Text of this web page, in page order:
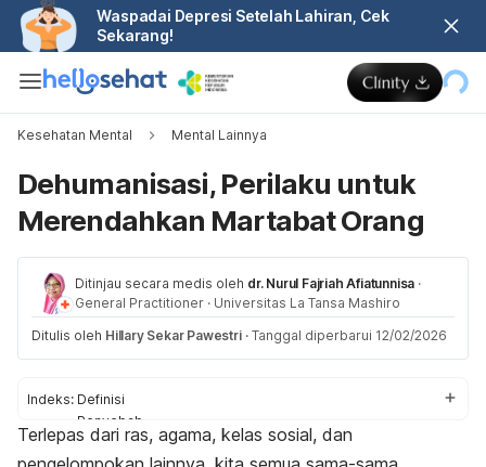
Waspadai Depresi Setelah Lahiran, Cek
Sekarang!
Kesehatan Mental Mental Lainnya
Dehumanisasi, Perilaku untuk
Merendahkan Martabat Orang
Ditinjau secara medis oleh dr. Nurul Fajriah Afiatunnisa ·
General Practitioner · Universitas La Tansa Mashiro
Ditulis oleh Hillary Sekar Pawestri · Tanggal diperbarui 12/02/2026
Indeks: Definisi
Penyebab
Dampak buruk
Terlepas dari ras, agama, kelas sosial, dan